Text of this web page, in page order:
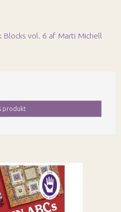
Blocks vol. 6 af Marti Michell
produkt